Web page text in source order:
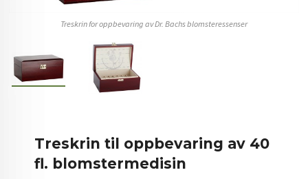
Treskrin for oppbevaring av Dr. Bachs blomsteressenser
Treskrin til oppbevaring av 40
fl. blomstermedisin